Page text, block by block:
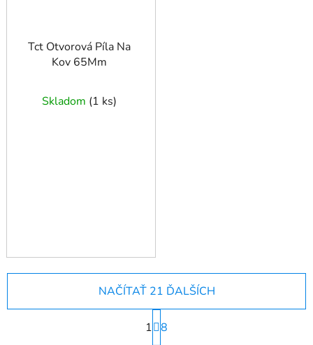
Tct Otvorová Píla Na
Kov 65Mm
Skladom (1 ks)
NAČÍTAŤ 21 ĎALŠÍCH
S
t
1 8